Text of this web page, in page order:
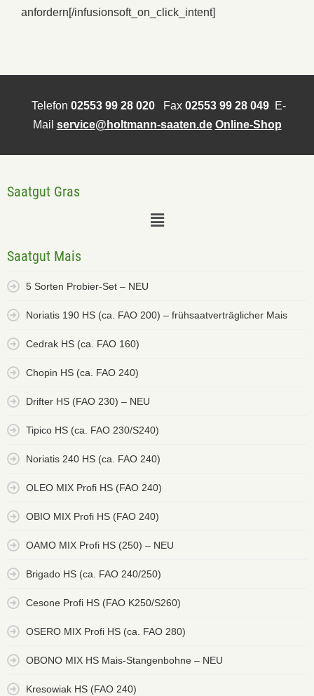
anfordern[/infusionsoft_on_click_intent]
Telefon 02553 99 28 020Fax 02553 99 28 049E-
Mail service@holtmann-saaten.de Online-Shop
Saatgut Gras
Saatgut Mais
5 Sorten Probier-Set – NEU
Noriatis 190 HS (ca. FAO 200) – frühsaatverträglicher Mais
Cedrak HS (ca. FAO 160)
Chopin HS (ca. FAO 240)
Drifter HS (FAO 230) – NEU
Tipico HS (ca. FAO 230/S240)
Noriatis 240 HS (ca. FAO 240)
OLEO MIX Profi HS (FAO 240)
OBIO MIX Profi HS (FAO 240)
OAMO MIX Profi HS (250) – NEU
Brigado HS (ca. FAO 240/250)
Cesone Profi HS (FAO K250/S260)
OSERO MIX Profi HS (ca. FAO 280)
OBONO MIX HS Mais-Stangenbohne – NEU
Kresowiak HS (FAO 240)